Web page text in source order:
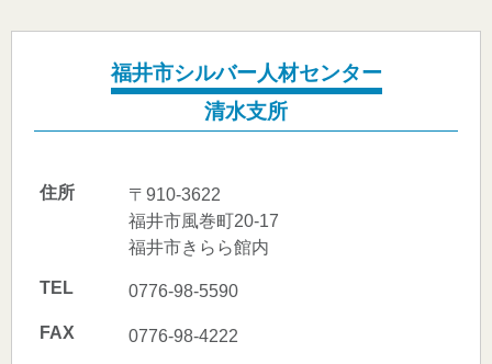
福井市シルバー人材センター
清水支所
住所
〒910-3622
福井市風巻町20-17
福井市きらら館内
TEL 0776-98-5590
FAX 0776-98-4222